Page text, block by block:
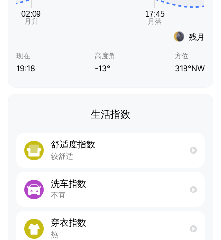
残月
现在
19:18
高度角
-13°
方位
318°NW
生活指数
舒适度指数
较舒适
洗车指数
不宜
穿衣指数
热